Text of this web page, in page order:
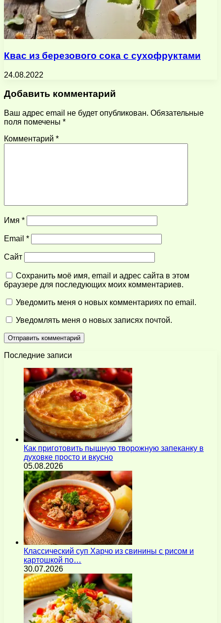
Квас из березового сока с сухофруктами
24.08.2022
Добавить комментарий
Ваш адрес email не будет опубликован. Обязательные
поля помечены *
Комментарий *
Имя *
Email *
Сайт
Сохранить моё имя, email и адрес сайта в этом
браузере для последующих моих комментариев.
Уведомить меня о новых комментариях по email.
Уведомлять меня о новых записях почтой.
Последние записи
Как приготовить пышную творожную запеканку в
духовке просто и вкусно
05.08.2026
Классический суп Харчо из свинины с рисом и
картошкой по…
30.07.2026